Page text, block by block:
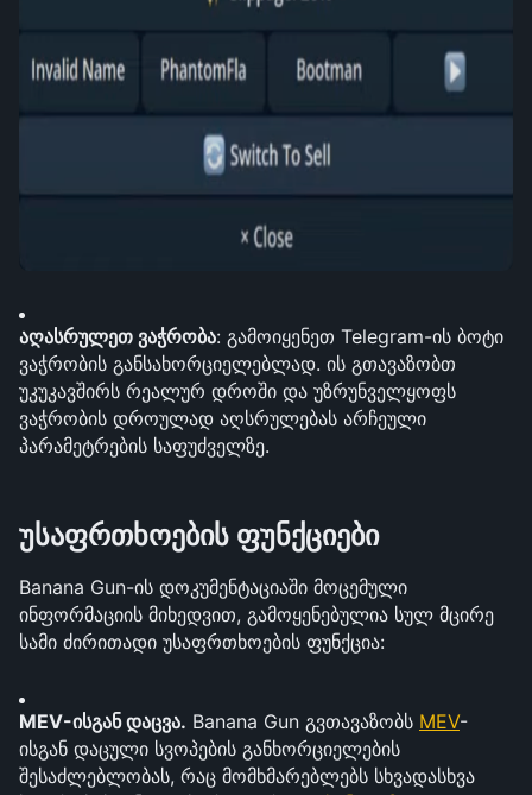
აღასრულეთ ვაჭრობა: გამოიყენეთ Telegram-ის ბოტი
ვაჭრობის განსახორციელებლად. ის გთავაზობთ
უკუკავშირს რეალურ დროში და უზრუნველყოფს
ვაჭრობის დროულად აღსრულებას არჩეული
პარამეტრების საფუძველზე.
უსაფრთხოების ფუნქციები
Banana Gun-ის დოკუმენტაციაში მოცემული
ინფორმაციის მიხედვით, გამოყენებულია სულ მცირე
სამი ძირითადი უსაფრთხოების ფუნქცია:
MEV-ისგან დაცვა. Banana Gun გვთავაზობს MEV-
ისგან დაცული სვოპების განხორციელების
შესაძლებლობას, რაც მომხმარებლებს სხვადასხვა